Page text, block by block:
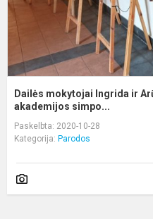
Dailės mokytojai Ingrida ir
akademijos simpo...
Paskelbta: 2020-10-28
Kategorija: Parodos